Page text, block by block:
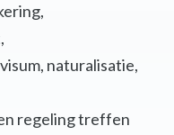
naturalisatie,
regeling treffen